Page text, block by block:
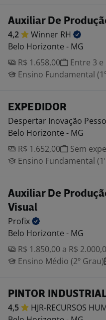
Auxiliar De
4,2 Winner RH
Belo Horizonte - MG
R$ 1.658,00
Entre 3 e
Ensino Fundamental
EXPEDIDOR
Despertar Inovação
Belo Horizonte - MG
R$ 1.652,00
Sem
Ensino Fundamental
Auxiliar De
Visual
Profix
Belo Horizonte - MG
R$ 1.850,00 a R$
Ensino Médio (2º Grau)
PINTOR
4,5 HJR-RECURSOS